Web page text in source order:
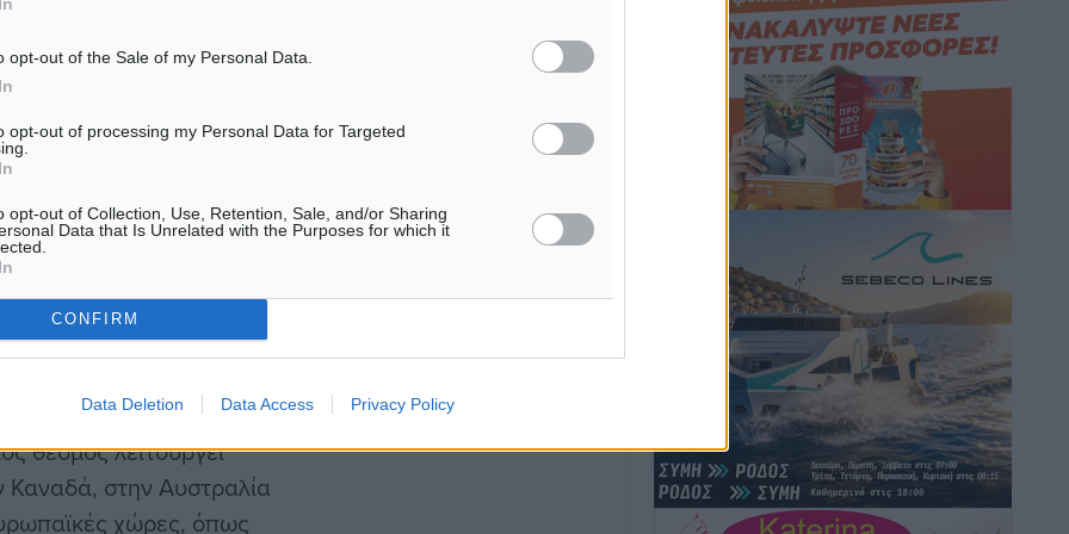
opt-out of the Sale of my Personal Data.
opt-out of processing my Personal Data for Targeted
opt-out of Collection, Use, Retention, Sale, and/or Sharing
Data that Is Unrelated with the Purposes for which it
CONFIRM
Data Deletion Data Access Privacy Policy
και Θεοφάνια), όμως
υποχρεωτικά άδεια ή
η McArthurGlen
της στις 2
εμπορικές επιχειρήσεις
εργαστεί τις τρεις
την έναρξη των
με πολύ μεγάλες
έννοια ότι οι
θεσμός λειτουργεί
Καναδά, στην Αυστραλία
χώρες, όπως
Hotels – Χατζηλαζάρου – Προχωρά
καινούργιο ξενοδοχείο στην Κω
Τοπικές Ειδήσεις• πριν 7 ώρες
Αυτοκίνητο μπήκε παράνομα σε
μονόδρομο στο Μαστιχάρι –
Αναποδογύρισε όχημα με μητέρα και
πριν 7 ώρες
“Η Ευρώπη αντιμετώπιζε το
προσφυγικό σαν ταινία τρόμου” – Η
συγκλονιστική μαρτυρία της Χαρούλας
Γιασιράνη στον RV για τα γεγονότα που
οδήγησαν στο Σύμφωνο της Λέρου
Τοπικές Ειδήσεις• πριν 7 ώρες
Συναυλία με τον Γιάννη Κότσιρα στις